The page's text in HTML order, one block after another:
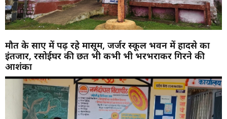
मौत के साए में पढ़ रहे मासूम, जर्जर स्कूल भवन में हादसे का
इंतजार, रसोईघर की छत भी कभी भी भरभराकर गिरने की
आशंका